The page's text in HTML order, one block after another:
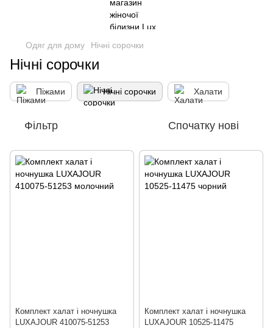
Одяг для дому Нічні сорочки
Нічні сорочки
Піжами Нічні сорочки Халати
Фільтр Спочатку нові
Комплект халат і ночнушка
LUXAJOUR 410075-51253
Комплект халат і ночнушка
LUXAJOUR 10525-11475